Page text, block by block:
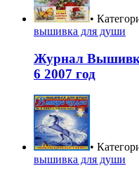
•
вышивка для души
Журнал
6 2007 год
•
вышивка для души